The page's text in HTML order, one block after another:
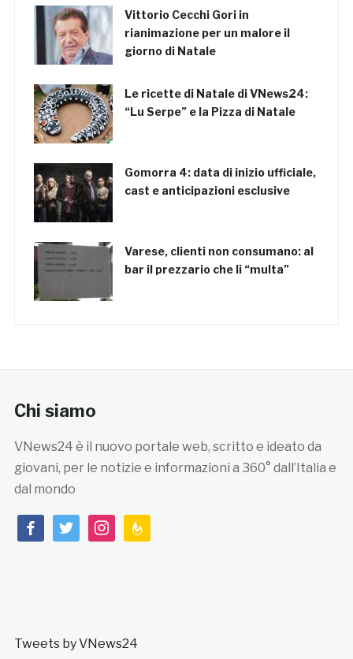
Vittorio Cecchi Gori in
rianimazione per un malore il
giorno di Natale
Le ricette di Natale di VNews24:
“Lu Serpe” e la Pizza di Natale
Gomorra 4: data di inizio ufficiale,
cast e anticipazioni esclusive
Varese, clienti non consumano: al
bar il prezzario che li “multa”
Chi siamo
VNews24 è il nuovo portale web, scritto e ideato da
giovani, per le notizie e informazioni a 360° dall’Italia e
dal mondo
facebooktwitterinstagramfeedburner
Tweets by VNews24